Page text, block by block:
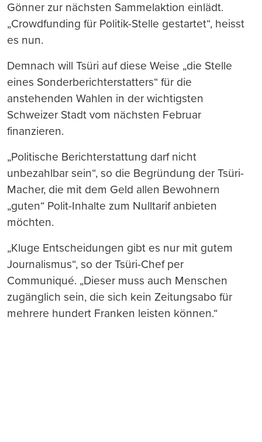
Gönner zur nächsten Sammelaktion einlädt.
„Crowdfunding für Politik-Stelle gestartet“, heisst
es nun.
Demnach will Tsüri auf diese Weise „die Stelle
eines Sonderberichterstatters“ für die
anstehenden Wahlen in der wichtigsten
Schweizer Stadt vom nächsten Februar
finanzieren.
„Politische Berichterstattung darf nicht
unbezahlbar sein“, so die Begründung der Tsüri-
Macher, die mit dem Geld allen Bewohnern
„guten“ Polit-Inhalte zum Nulltarif anbieten
möchten.
„Kluge Entscheidungen gibt es nur mit gutem
Journalismus“, so der Tsüri-Chef per
Communiqué. „Dieser muss auch Menschen
zugänglich sein, die sich kein Zeitungsabo für
mehrere hundert Franken leisten können.“